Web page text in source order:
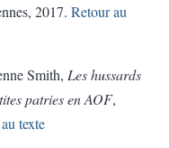
2017. Retour au
Smith, Les hussards
patries en AOF,
texte